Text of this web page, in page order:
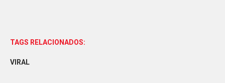
TAGS RELACIONADOS:
VIRAL